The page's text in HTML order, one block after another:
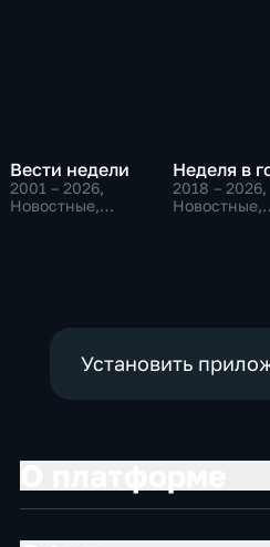
Вести недели
2001 – 2026,
Новостные,
Неделя в
2018 – 2026,
Новостные,
Установить